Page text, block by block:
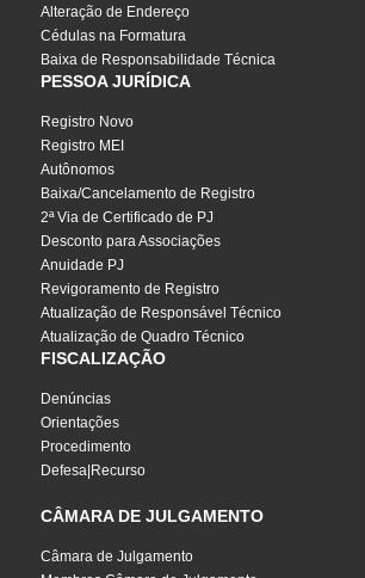
Alteração de Endereço
Cédulas na Formatura
Baixa de Responsabilidade Técnica
PESSOA JURÍDICA
Registro Novo
Registro MEI
Autônomos
Baixa/Cancelamento de Registro
2ª Via de Certificado de PJ
Desconto para Associações
Anuidade PJ
Revigoramento de Registro
Atualização de Responsável Técnico
Atualização de Quadro Técnico
FISCALIZAÇÃO
Denúncias
Orientações
Procedimento
Defesa|Recurso
CÂMARA DE JULGAMENTO
Câmara de Julgamento